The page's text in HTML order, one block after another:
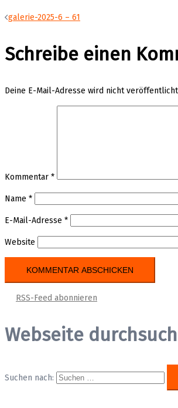
galerie-2025-6 – 61
Schreibe einen
Deine E-Mail-Adresse wird nicht
Kommentar *
Name *
E-Mail-Adresse *
Website
RSS-Feed abonnieren
Webseite
Suchen nach: